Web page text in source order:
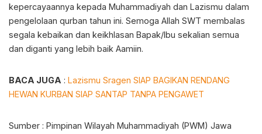
kepercayaannya kepada Muhammadiyah dan Lazismu dalam
pengelolaan qurban tahun ini. Semoga Allah SWT membalas
segala kebaikan dan keikhlasan Bapak/Ibu sekalian semua
dan diganti yang lebih baik Aamiin.
BACA JUGA : Lazismu Sragen SIAP BAGIKAN RENDANG
HEWAN KURBAN SIAP SANTAP TANPA PENGAWET
Sumber : Pimpinan Wilayah Muhammadiyah (PWM) Jawa